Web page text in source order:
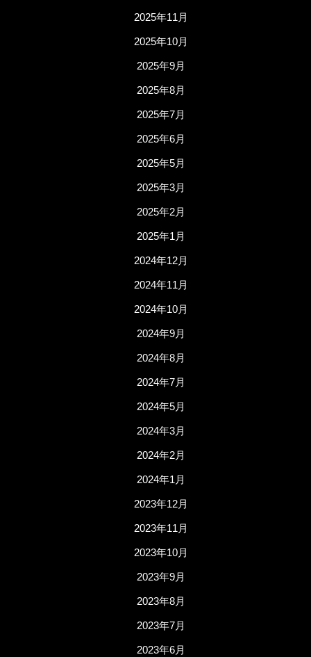
2025年11月
2025年10月
2025年9月
2025年8月
2025年7月
2025年6月
2025年5月
2025年3月
2025年2月
2025年1月
2024年12月
2024年11月
2024年10月
2024年9月
2024年8月
2024年7月
2024年5月
2024年3月
2024年2月
2024年1月
2023年12月
2023年11月
2023年10月
2023年9月
2023年8月
2023年7月
2023年6月